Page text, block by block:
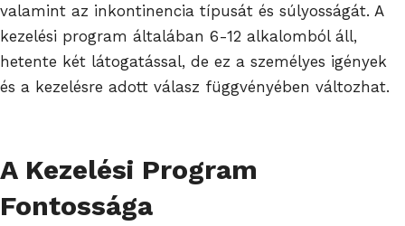
valamint az inkontinencia típusát és súlyosságát. A
kezelési program általában 6-12 alkalomból áll,
hetente két látogatással, de ez a személyes igények
és a kezelésre adott válasz függvényében változhat.
A Kezelési Program
Fontossága